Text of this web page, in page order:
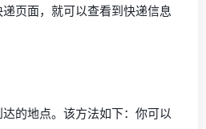
页面，就可以查看到快递信息
的地点。该方法如下：你可以